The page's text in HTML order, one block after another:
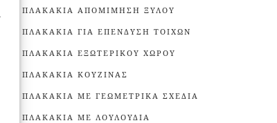
ΠΛΑΚΆΚΙΑ ΑΠΟΜΊΜΗΣΗ ΞΎΛΟΥ
ΠΛΑΚΆΚΙΑ ΓΙΑ ΕΠΈΝΔΥΣΗ ΤΟΊΧΩΝ
ΠΛΑΚΆΚΙΑ ΕΞΩΤΕΡΙΚΟΎ ΧΏΡΟΥ
ΠΛΑΚΆΚΙΑ ΚΟΥΖΊΝΑΣ
ΠΛΑΚΆΚΙΑ ΜΕ ΓΕΩΜΕΤΡΙΚΆ ΣΧΈΔΙΑ
ΠΛΑΚΆΚΙΑ ΜΕ ΛΟΥΛΟΎΔΙΑ